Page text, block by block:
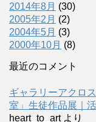
2014年8月 (30)
2005年2月 (2)
2004年5月 (3)
2000年10月 (8)
最近のコメント
ギャラリーアクロ
室」生徒作品展｜
heart_to_artより